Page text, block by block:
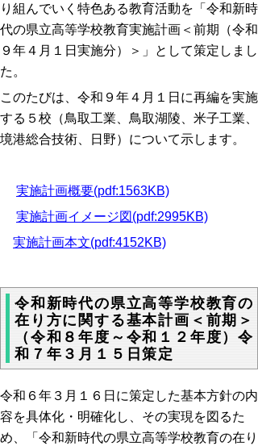
り組んでいく特色ある教育活動を「令和新時
代の県立高等学校教育実施計画＜前期（令和
９年４月１日実施分）＞」として策定しまし
た。
このたびは、令和９年４月１日に再編を実施
する５校（鳥取工業、鳥取湖陵、米子工業、
境港総合技術、日野）について示します。
実施計画概要(pdf:1563KB)
実施計画イメージ図(pdf:2995KB)
実施計画本文(pdf:4152KB)
令和新時代の県立高等学校教育の
在り方に関する基本計画＜前期＞
（令和８年度～令和１２年度）令
和７年３月１５日策定
令和６年３月１６日に策定した基本方針の内
容を具体化・明確化し、その実現を図るた
め、「令和新時代の県立高等学校教育の在り